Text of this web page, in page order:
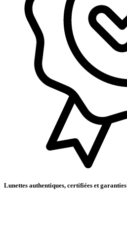
Lunettes authentiques, certifiées et garanties